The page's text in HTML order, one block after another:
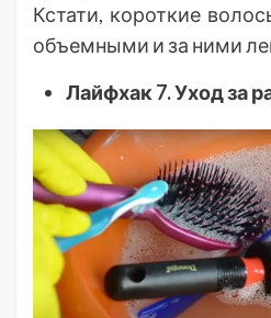
Кстати, короткие
объемными и за ними
Лайфхак 7. Уход за